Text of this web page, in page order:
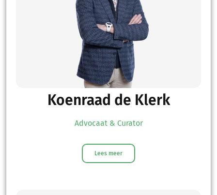
Koenraad de Klerk
Advocaat & Curator
Lees meer